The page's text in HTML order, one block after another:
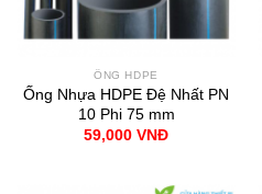
ỐNG HDPE
Ống Nhựa HDPE Đệ Nhất PN
10 Phi 75 mm
59,000 VNĐ